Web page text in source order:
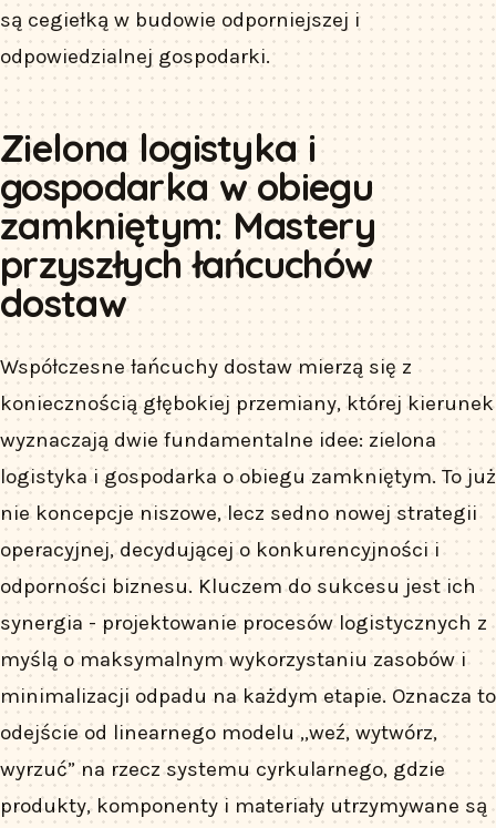
są cegiełką w budowie odporniejszej i
odpowiedzialnej gospodarki.
Zielona logistyka i
gospodarka w obiegu
zamkniętym: Mastery
przyszłych łańcuchów
dostaw
Współczesne łańcuchy dostaw mierzą się z
koniecznością głębokiej przemiany, której kierunek
wyznaczają dwie fundamentalne idee: zielona
logistyka i gospodarka o obiegu zamkniętym. To już
nie koncepcje niszowe, lecz sedno nowej strategii
operacyjnej, decydującej o konkurencyjności i
odporności biznesu. Kluczem do sukcesu jest ich
synergia - projektowanie procesów logistycznych z
myślą o maksymalnym wykorzystaniu zasobów i
minimalizacji odpadu na każdym etapie. Oznacza to
odejście od linearnego modelu „weź, wytwórz,
wyrzuć” na rzecz systemu cyrkularnego, gdzie
produkty, komponenty i materiały utrzymywane są